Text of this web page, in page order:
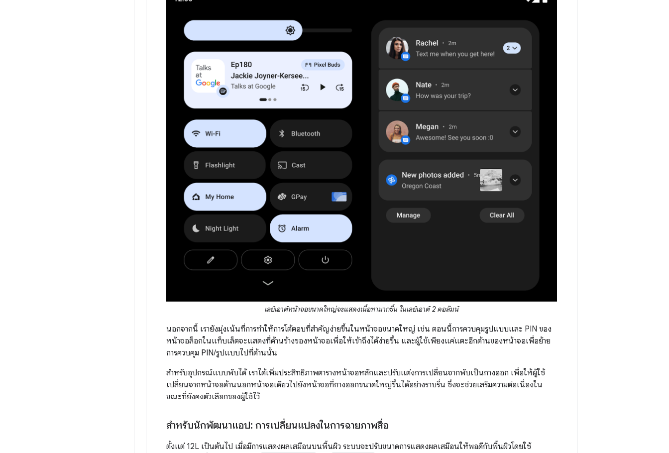
เลย์เอาต์หน้าจอขนาดใหญ่จะแสดงเนื้อหามากขึ้น ในเลย์เอาต์ 2 คอลัมน์
นอกจากนี้ เรายังมุ่งเน้นที่การทำให้การโต้ตอบที่สำคัญง่ายขึ้นในหน้าจอขนาดใหญ่ เช่น ตอนนี้การควบคุมรูปแบบและ PIN ของ
หน้าจอล็อกในแท็บเล็ตจะแสดงที่ด้านข้างของหน้าจอเพื่อให้เข้าถึงได้ง่ายขึ้น และผู้ใช้เพียงแค่แตะอีกด้านของหน้าจอเพื่อย้าย
การควบคุม PIN/รูปแบบไปที่ด้านนั้น
สำหรับอุปกรณ์แบบพับได้ เราได้เพิ่มประสิทธิภาพตารางหน้าจอหลักและปรับแต่งการเปลี่ยนจากพับเป็นกางออก เพื่อให้ผู้ใช้
เปลี่ยนจากหน้าจอด้านนอกหน้าจอเดียวไปยังหน้าจอที่กางออกขนาดใหญ่ขึ้นได้อย่างราบรื่น ซึ่งจะช่วยเสริมความต่อเนื่องใน
ขณะที่ยังคงตัวเลือกของผู้ใช้ไว้
สำหรับนักพัฒนาแอป: การเปลี่ยนแปลงในการฉายภาพสื่อ
ตั้งแต่ 12L เป็นต้นไป เมื่อมีการแสดงผลเสมือนบนพื้นผิว ระบบจะปรับขนาดการแสดงผลเสมือนให้พอดีกับพื้นผิวโดยใช้